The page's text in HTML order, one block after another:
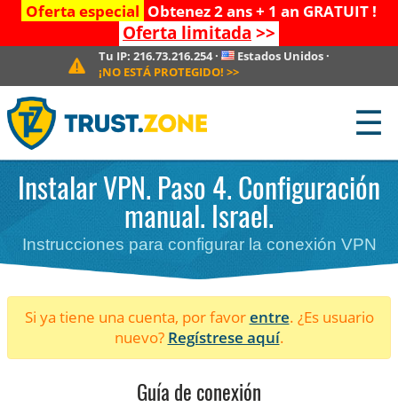
Oferta especial Obtenez 2 ans + 1 an GRATUIT !
Oferta limitada >>
Tu IP: 216.73.216.254· Estados Unidos ·
¡NO ESTÁ PROTEGIDO! >>
☰
Instalar VPN. Paso 4. Configuración
manual. Israel.
Instrucciones para configurar la conexión VPN
Si ya tiene una cuenta, por favorentre. ¿Es usuario
nuevo? Regístrese aquí.
Guía de conexión